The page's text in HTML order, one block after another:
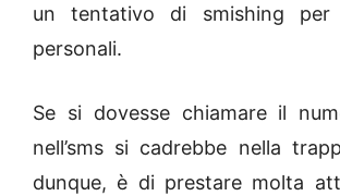
un tentativo di smishing per
personali.
Se si dovesse chiamare il
nell’sms si cadrebbe nella
dunque, è di prestare molta